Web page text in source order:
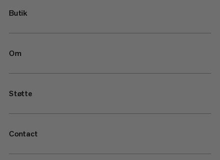
Butik
Om
Støtte
Contact